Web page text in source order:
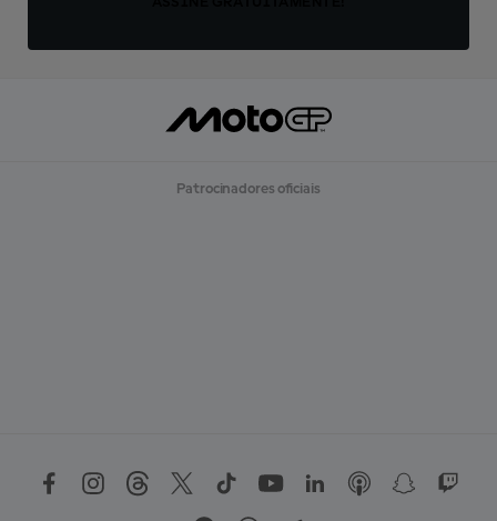
Patrocinadores oficiais